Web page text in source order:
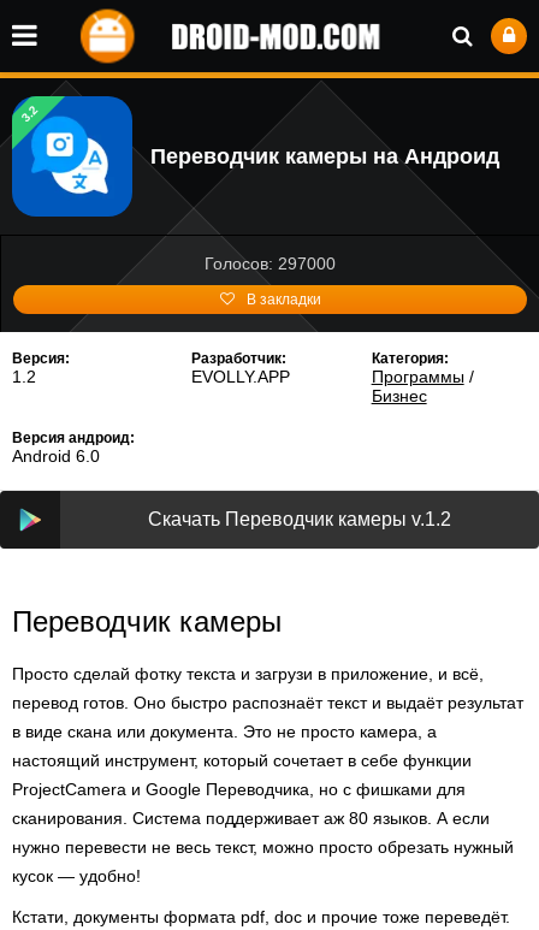
3.2
Переводчик камеры на Андроид
Голосов: 297000
В закладки
Версия:
1.2
Разработчик:
EVOLLY.APP
Категория:
Программы/
Бизнес
Версия андроид:
Android 6.0
Скачать Переводчик камеры v.1.2
Переводчик камеры
Просто сделай фотку текста и загрузи в приложение, и всё,
перевод готов. Оно быстро распознаёт текст и выдаёт результат
в виде скана или документа. Это не просто камера, а
настоящий инструмент, который сочетает в себе функции
ProjectCamera и Google Переводчика, но с фишками для
сканирования. Система поддерживает аж 80 языков. А если
нужно перевести не весь текст, можно просто обрезать нужный
кусок — удобно!
Кстати, документы формата pdf, doc и прочие тоже переведёт.